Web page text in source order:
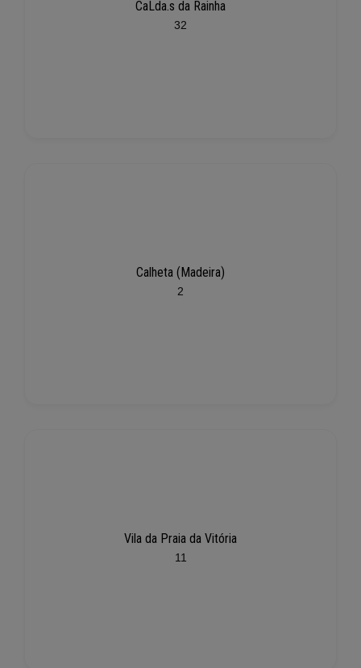
CaLda.s da Rainha
32
Calheta (Madeira)
2
Vila da Praia da Vitória
11